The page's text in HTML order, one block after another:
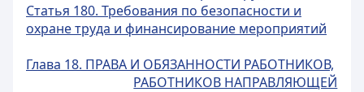
Статья 180. Требования по безопасности и
охране труда и финансирование мероприятий
Глава 18. ПРАВА И ОБЯЗАННОСТИ РАБОТНИКОВ,
РАБОТНИКОВ НАПРАВЛЯЮЩЕЙ